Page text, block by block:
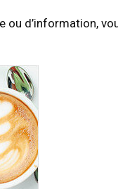
ou d’information,